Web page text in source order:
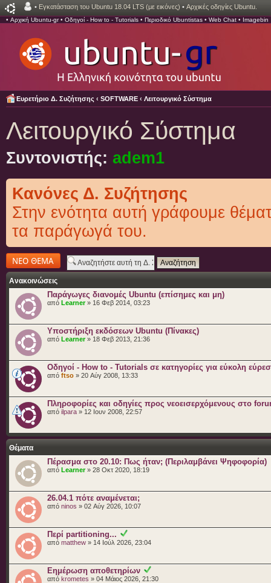
• Εγκατάσταση του Ubuntu 18.04 LTS (με εικόνες) • Αρχικές οδηγίες Ubuntu.
• Αρχική Ubuntu-gr• Οδηγοί - How to - Tutorials • Περιοδικό Ubuntistas • Web Chat • Imagebin
Ευρετήριο Δ. Συζήτησης ‹ SOFTWARE ‹ Λειτουργικό Σύστημα
Λειτουργικό Σύστημα
Συντονιστής: adem1
Κανόνες Δ. Συζήτησης
Στην ενότητα αυτή γράφουμε
τα παράγωγά του.
Δημιουργία νέου
θέματος
Ανακοινώσεις
Παράγωγες διανομές Ubuntu (επίσημες και μη)
από Learner» 16 Φεβ 2014, 03:23
Υποστήριξη εκδόσεων Ubuntu (Πίνακες)
από Learner» 18 Φεβ 2013, 21:36
Οδηγοί - How to - Tutorials σε κατηγορίες για εύκολη
από ftso » 20 Αύγ 2008, 13:33
Πληροφορίες και οδηγίες προς νεοεισερχόμενους στο
από ilpara » 12 Ιουν 2008, 22:57
Θέματα
Πέρασμα στο 20.10: Πως ήταν; (Περιλαμβάνει Ψηφοφορία)
από Learner» 28 Οκτ 2020, 18:19
26.04.1 πότε αναμένεται;
από ninos » 02 Αύγ 2026, 10:07
Περί partitioning...
από matthew » 14 Ιούλ 2026, 23:04
Εημέρωση αποθετηρίων
από krometes » 04 Μάιος 2026, 21:30